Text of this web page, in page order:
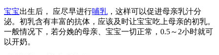
宝宝出生后， 应尽早进行哺乳 ，这样可以促进母亲乳汁分
泌。初乳含有丰富的抗体，应该及时让宝宝吃上母亲的初乳。
一般情况下，若分娩的母亲、宝宝一切正常，0.5～2小时就可
以开奶。